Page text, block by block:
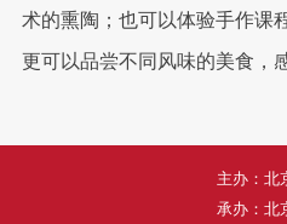
术的熏陶；也可以体验手作课
更可以品尝不同风味的美食，
主办：北
承办：北